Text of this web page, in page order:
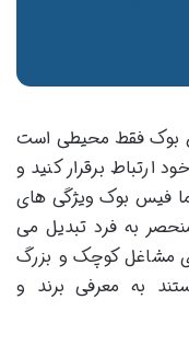
بوک فقط محیطی است
ارتباط برقرار کنید و
فیس بوک ویژگی های
به فرد تبدیل می
مشاغل کوچک و بزرگ
به معرفی برند و